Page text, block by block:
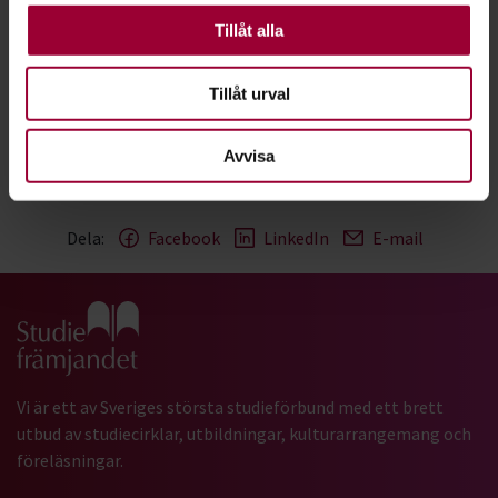
Tillåt alla
Tillåt urval
Avvisa
caféet eller en festival med
femton liveband.
Läs mer i tidningen Cirkeln
Dela: Facebook LinkedIn E-mail
Gå till studiefrämjandets startsida
Vi är ett av Sveriges största studieförbund med ett brett
utbud av studiecirklar, utbildningar, kulturarrangemang och
föreläsningar.